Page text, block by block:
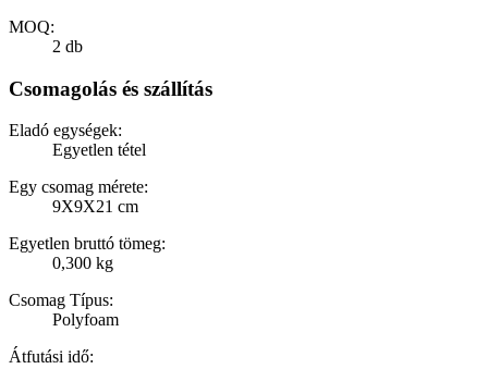
MOQ:
2 db
Csomagolás és szállítás
Eladó egységek:
Egyetlen tétel
Egy csomag mérete:
9X9X21 cm
Egyetlen bruttó tömeg:
0,300 kg
Csomag Típus:
Polyfoam
Átfutási idő: